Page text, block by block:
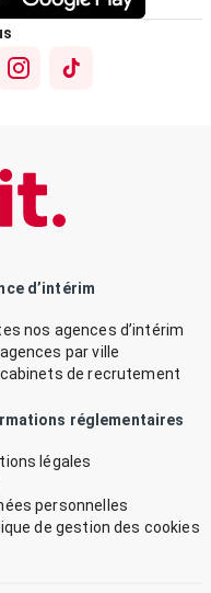
d’intérim
nos agences d’intérim
par ville
cabinets de recrutement
réglementaires
légales
personnelles
de gestion des cookies